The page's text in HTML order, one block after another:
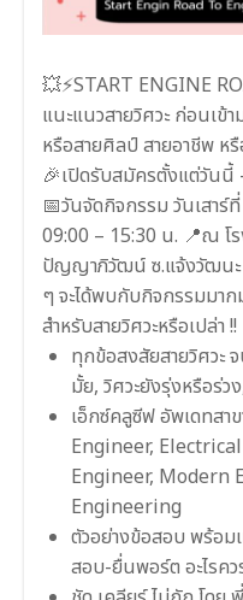
💥⚡START ENGINE
แนะแนวสายวิศวะ ก่อนเข้
หรือสายศิลป์ สายอาชีพ ห
🎉เปิดรับสมัครตั้งแต่วันนี้
📅วันจัดกิจกรรม วันเสาร์
09:00 – 15:30 น. 📍ณ โ
ปัญญาภิวัฒน์ ซ.แจ้งวัฒน
ๆ จะได้พบกับกิจกรรมมาก
สำหรับสายวิศวะหรือเปล่า !!
ทุกข้อสงสัยสายวิศวะ
มั้ย, วิศวะยังรุ่งหรือร่วง
เอ็กซ์คลูซีฟ อัพเดทสา
Engineer,
Engineer, Modern
Engineering
ตัวอย่างข้อสอบ พร้อ
สอบ-ยื่นพอร์ต อะไรค